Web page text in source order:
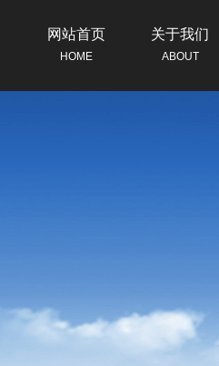
网站首页
HOME
关于我们
ABOUT